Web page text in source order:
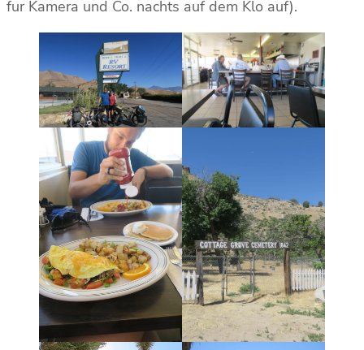
fur Kamera und Co. nachts auf dem Klo auf).